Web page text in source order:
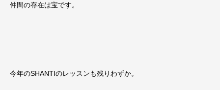
仲間の存在は宝です。
今年のSHANTIのレッスンも残りわずか。